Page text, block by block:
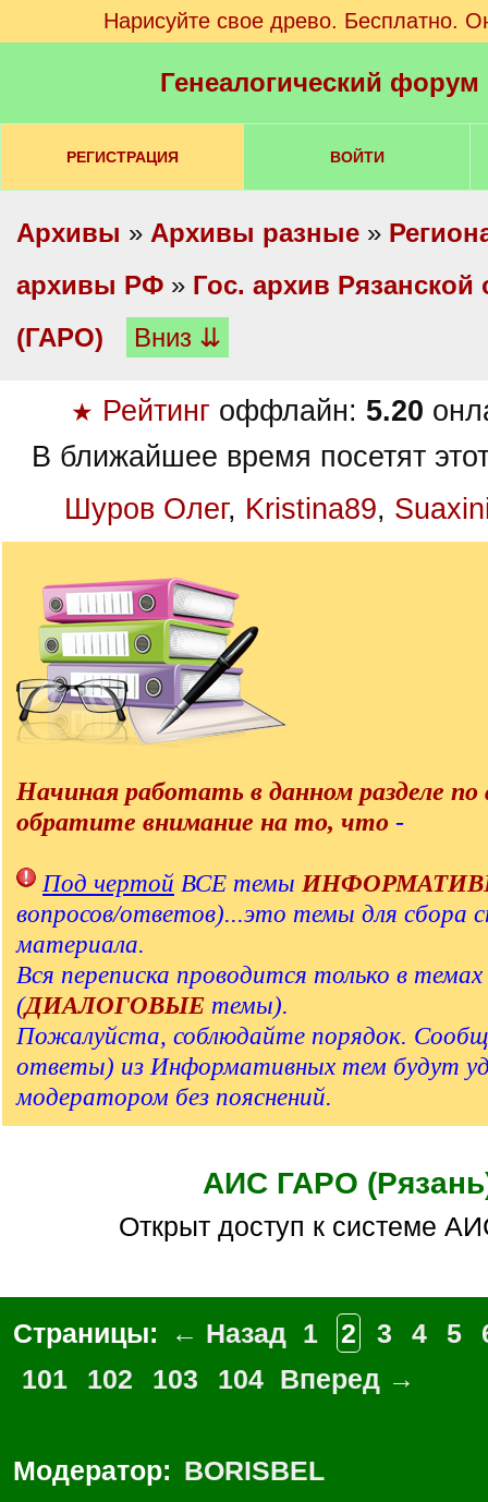
Нарисуйте свое древо. Бесплатно.
Генеалогический
РЕГИСТРАЦИЯ ВОЙТИ
Архивы » Архивы разные »
архивы РФ » Гос. архив Рязанской
(ГАРО)
Вниз ⇊
★ Рейтинг оффлайн: 5.20
В ближайшее время посетят
Шуров Олег, Kristina89,
Начиная работать в данном разделе по
обратите внимание на то, что -
Под чертой ВСЕ темы
вопросов/ответов)...это темы для сбора
материала.
Вся переписка проводится только в темах
(ДИАЛОГОВЫЕ темы).
Пожалуйста, соблюдайте порядок.
ответы) из Информативных тем будут
модератором без пояснений.
АИС ГАРО
Открыт доступ к системе
Страницы: ← Назад 1 2 3 4 5
101
102 103 104 Вперед →
Модератор: BORISBEL